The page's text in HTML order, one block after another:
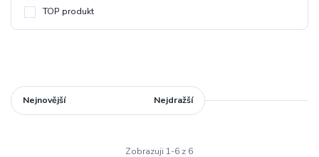
TOP produkt
Nejnovější Nejdražší
Zobrazuji 1-6 z 6